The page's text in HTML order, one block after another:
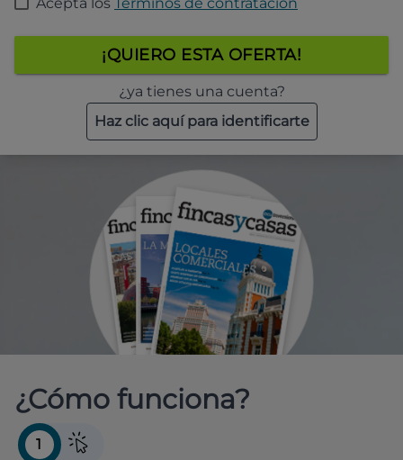
¡QUIERO ESTA OFERTA!
¿ya tienes una cuenta?
Haz clic aquí para identificarte
¿Cómo funciona?
1